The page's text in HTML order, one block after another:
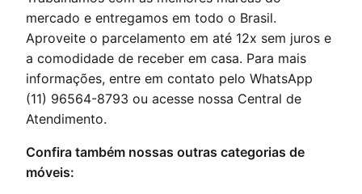
mercado e entregamos em todo o Brasil.
Aproveite o parcelamento em até 12x sem juros e
a comodidade de receber em casa. Para mais
informações, entre em contato pelo WhatsApp
(11) 96564-8793 ou acesse nossa Central de
Atendimento.
Confira também nossas outras categorias de
móveis: